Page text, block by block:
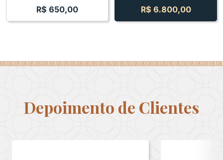
R$ 650,00 R$ 6.800,00
Depoimento de Clientes